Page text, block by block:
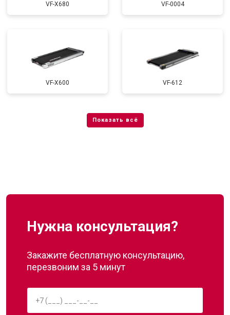
VF-X680 VF-0004
VF-X600 VF-612
Нужна консультация?
Закажите бесплатную консультацию,
перезвоним за 5 минут